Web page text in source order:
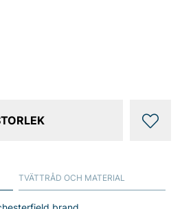
TVÄTTRÅD OCH MATERIAL